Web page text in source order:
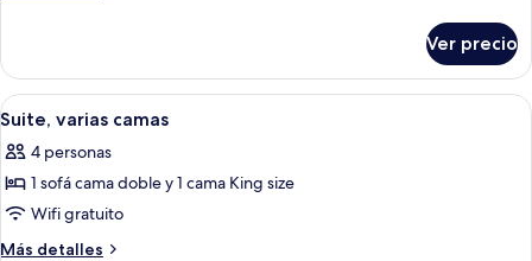
Queen
size
1
cama
Queen
Ver precio
Abrir
todas
las
fotos
de
Suite,
Una habitación de hotel con una
2
Suite, varias camas
4 personas
1 sofá cama doble y 1 cama King size
Wifi gratuito
Más detalles
Más